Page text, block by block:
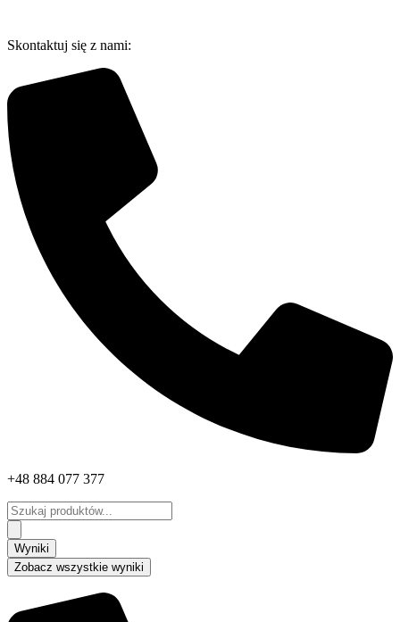
treści
Skontaktuj się z nami:
+48 884 077 377
Search
...
Wyniki
Zobacz wszystkie wyniki